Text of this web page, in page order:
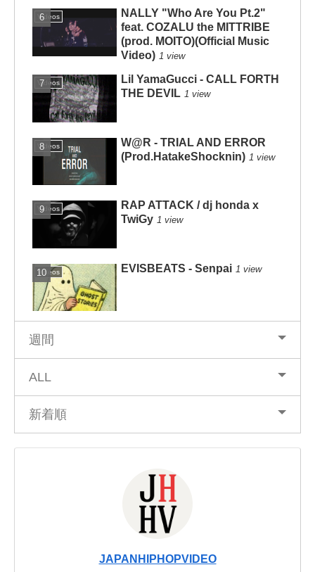
Videos
NALLY "Who Are You Pt.2"
feat. COZALU the MITTRIBE
(prod. MOITO)(Official Music
Video) 1 view
Videos
Lil YamaGucci - CALL FORTH
THE DEVIL 1 view
Videos
W@R - TRIAL AND ERROR
(Prod.HatakeShocknin) 1 view
Videos
RAP ATTACK / dj honda x
TwiGy 1 view
Videos EVISBEATS - Senpai 1 view
週間
ALL
新着順
JAPANHIPHOPVIDEO